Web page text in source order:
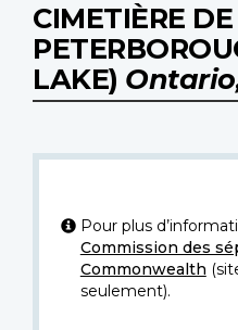
CIMETIÈRE DE
LAKE)
Pour plus
Commission des
Commonwealth
seulement).